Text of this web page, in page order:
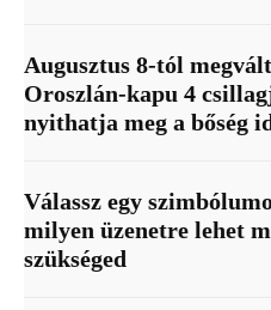
Augusztus 8-tól
Oroszlán-kapu 4
nyithatja meg a bőség
Válassz egy
milyen üzenetre lehet
szükséged